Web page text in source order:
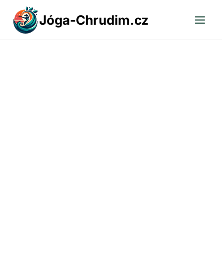
Přeskočit
obsah
Jóga-Chrudim.cz